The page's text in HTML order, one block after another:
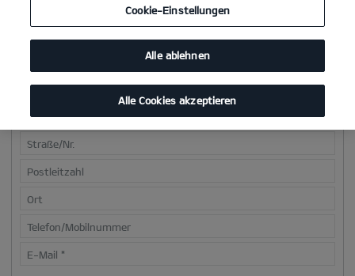
Deine Kontaktdaten
Vorname*
Nachname*
Straße/Nr.
Postleitzahl
Ort
Telefon/Mobilnummer
E-Mail *
Cookie-Einstellungen
Alle ablehnen
Alle Cookies akzeptieren